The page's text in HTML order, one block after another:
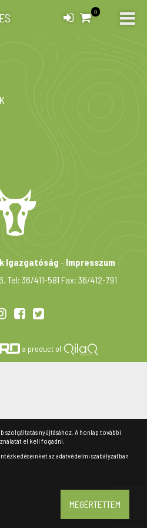
0
Igazgatóság -Impresszum
Tel: 36/411-581 Fax: 36/412-791
a product of
szolgáltatás nyújtásához. A honlap további
el kell fogadni.
az adatvédelmi szabályzatban
MEGÉRTETTEM